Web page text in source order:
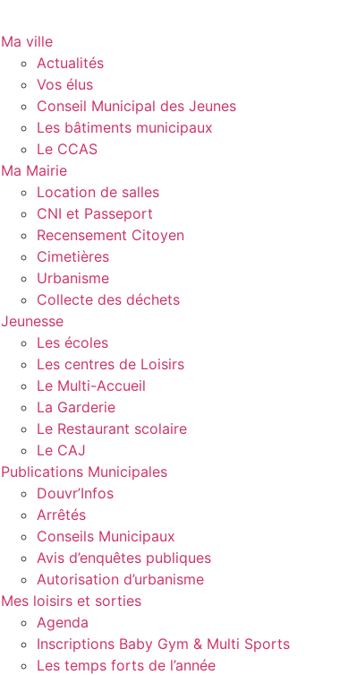
Ma ville
Actualités
Vos élus
Conseil Municipal des Jeunes
Les bâtiments municipaux
Le CCAS
Ma Mairie
Location de salles
CNI et Passeport
Recensement Citoyen
Cimetières
Urbanisme
Collecte des déchets
Jeunesse
Les écoles
Les centres de Loisirs
Le Multi-Accueil
La Garderie
Le Restaurant scolaire
Le CAJ
Publications Municipales
Douvr’Infos
Arrêtés
Conseils Municipaux
Avis d’enquêtes publiques
Autorisation d’urbanisme
Mes loisirs et sorties
Agenda
Inscriptions Baby Gym & Multi Sports
Les temps forts de l’année